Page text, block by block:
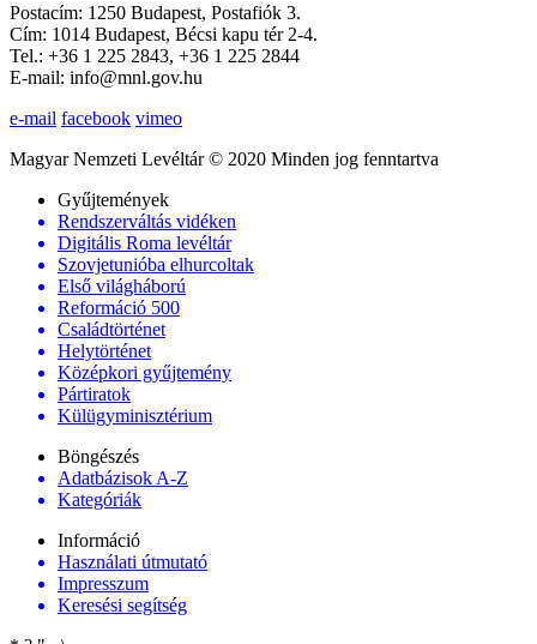
Postacím: 1250 Budapest, Postafiók 3.
Cím: 1014 Budapest, Bécsi kapu tér 2-4.
Tel.: +36 1 225 2843, +36 1 225 2844
E-mail: info@mnl.gov.hu
e-mail facebook vimeo
Magyar Nemzeti Levéltár © 2020 Minden jog fenntartva
Gyűjtemények
Rendszerváltás vidéken
Digitális Roma levéltár
Szovjetunióba elhurcoltak
Első világháború
Reformáció 500
Családtörténet
Helytörténet
Középkori gyűjtemény
Pártiratok
Külügyminisztérium
Böngészés
Adatbázisok A-Z
Kategóriák
Információ
Használati útmutató
Impresszum
Keresési segítség